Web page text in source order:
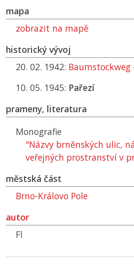
mapa
zobrazit na mapě
historický vývoj
20. 02. 1942: Baumstockweg
10. 05. 1945: Pařezí
prameny, literatura
Monografie
"Názvy brněnských ulic,
veřejných prostranství v
městská část
Brno-Královo Pole
autor
Fl